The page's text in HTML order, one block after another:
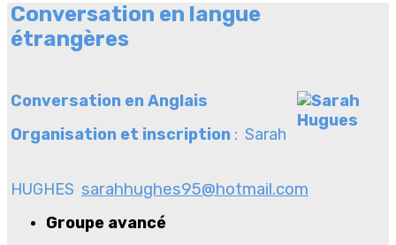
Conversation en langue
étrangères
Conversation en Anglais
Organisation et inscription : Sarah
HUGHES sarahhughes95@hotmail.com
Groupe avancé